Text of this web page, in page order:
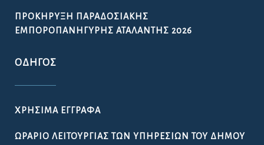
ΠΡΟΚΉΡΥΞΗ ΠΑΡΑΔΟΣΙΑΚΉΣ
ΕΜΠΟΡΟΠΑΝΉΓΥΡΗΣ ΑΤΑΛΆΝΤΗΣ 2026
ΟΔΗΓΌΣ
ΧΡΉΣΙΜΑ ΈΓΓΡΑΦΑ
ΩΡΆΡΙΟ ΛΕΙΤΟΥΡΓΊΑΣ ΤΩΝ ΥΠΗΡΕΣΙΏΝ ΤΟΥ ΔΉΜΟΥ